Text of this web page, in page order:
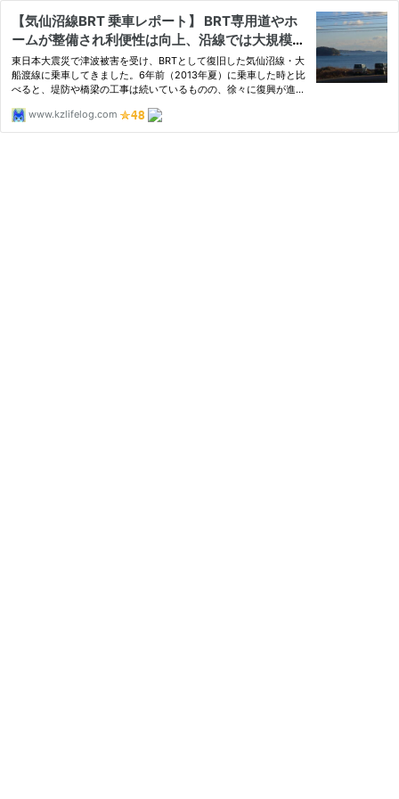
【気仙沼線BRT 乗車レポート】 BRT専用道やホ
ームが整備され利便性は向上、沿線では大規模な
復旧工事が今も実施中
東日本大震災で津波被害を受け、BRTとして復旧した気仙沼線・大
船渡線に乗車してきました。6年前（2013年夏）に乗車した時と比
べると、堤防や橋梁の工事は続いているものの、徐々に復興が進ん
www.kzlifelog.com